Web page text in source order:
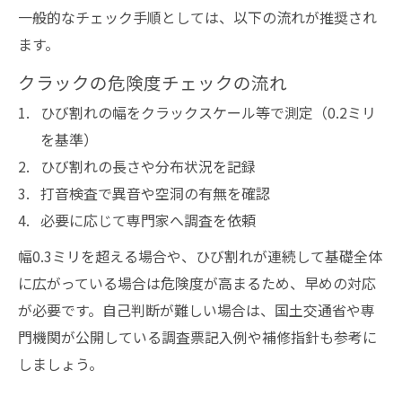
一般的なチェック手順としては、以下の流れが推奨され
ます。
クラックの危険度チェックの流れ
ひび割れの幅をクラックスケール等で測定（0.2ミリ
を基準）
ひび割れの長さや分布状況を記録
打音検査で異音や空洞の有無を確認
必要に応じて専門家へ調査を依頼
幅0.3ミリを超える場合や、ひび割れが連続して基礎全体
に広がっている場合は危険度が高まるため、早めの対応
が必要です。自己判断が難しい場合は、国土交通省や専
門機関が公開している調査票記入例や補修指針も参考に
しましょう。